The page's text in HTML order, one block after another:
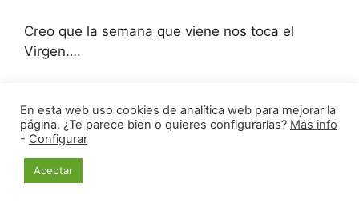
Creo que la semana que viene nos toca el
Virgen….
Habemus rondam
En esta web uso cookies de analítica web para mejorar la
página. ¿Te parece bien o quieres configurarlas? Más info
- Configurar
Aceptar